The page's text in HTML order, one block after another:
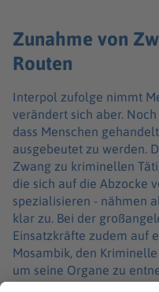
Zunahme von
Routen
Interpol zufolge nimmt
verändert sich aber.
dass Menschen
ausgebeutet zu werden.
Zwang zu kriminellen
die sich auf die Abzocke
spezialisieren - nähmen
klar zu. Bei der
Einsatzkräfte zudem auf
Mosambik, den
um seine Organe zu